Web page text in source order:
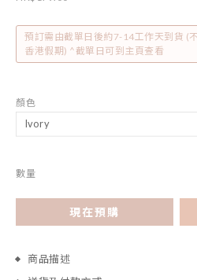
預訂需由截單日後約7-14工作天到貨 (
香港假期) ^截單日可到主頁查看
顏色
數量
現在預購
商品描述